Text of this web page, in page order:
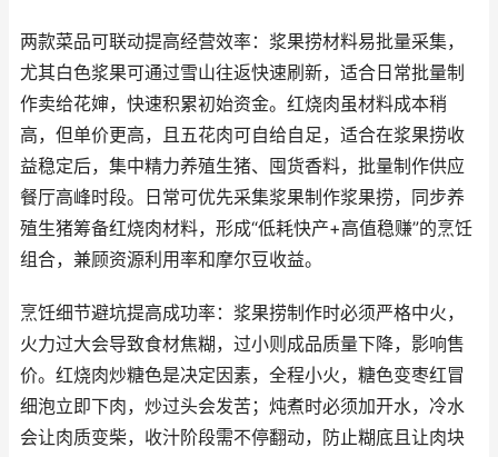
两款菜品可联动提高经营效率：浆果捞材料易批量采集，
尤其白色浆果可通过雪山往返快速刷新，适合日常批量制
作卖给花婶，快速积累初始资金。红烧肉虽材料成本稍
高，但单价更高，且五花肉可自给自足，适合在浆果捞收
益稳定后，集中精力养殖生猪、囤货香料，批量制作供应
餐厅高峰时段。日常可优先采集浆果制作浆果捞，同步养
殖生猪筹备红烧肉材料，形成“低耗快产+高值稳赚”的烹饪
组合，兼顾资源利用率和摩尔豆收益。
烹饪细节避坑提高成功率：浆果捞制作时必须严格中火，
火力过大会导致食材焦糊，过小则成品质量下降，影响售
价。红烧肉炒糖色是决定因素，全程小火，糖色变枣红冒
细泡立即下肉，炒过头会发苦；炖煮时必须加开水，冷水
会让肉质变柴，收汁阶段需不停翻动，防止糊底且让肉块